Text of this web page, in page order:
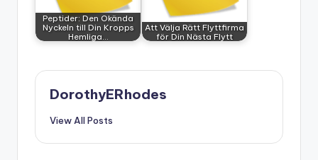
Peptider: Den Okända
Nyckeln till Din Kropps
Hemliga…
Att Välja Rätt Flyttfirma
för Din Nästa Flytt
DorothyERhodes
View All Posts